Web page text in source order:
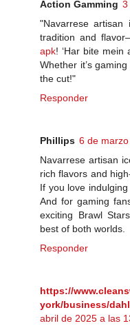
Action Gamming 3
"Navarrese
tradition and
apk! ‘Har bite mein
Whether it’s
the cut!"
Responder
Phillips 6 de
Navarrese artisan
rich flavors and
If you love
And for gaming
exciting Brawl
best of both worlds.
Responder
https://
york/business/
abril de 2025 a las